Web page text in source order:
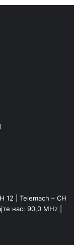
12 | Telemach – CH
нас: 90,0 MHz |